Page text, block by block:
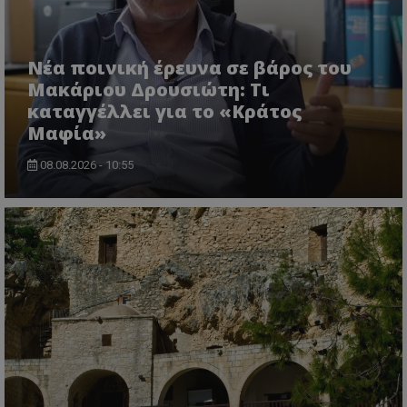
Νέα ποινική έρευνα σε βάρος του
Μακάριου Δρουσιώτη: Τι
καταγγέλλει για το «Κράτος
Μαφία»
08.08.2026 - 10:55
VISITOR_PRIVACY_METADATA
YouTube
.youtube.com